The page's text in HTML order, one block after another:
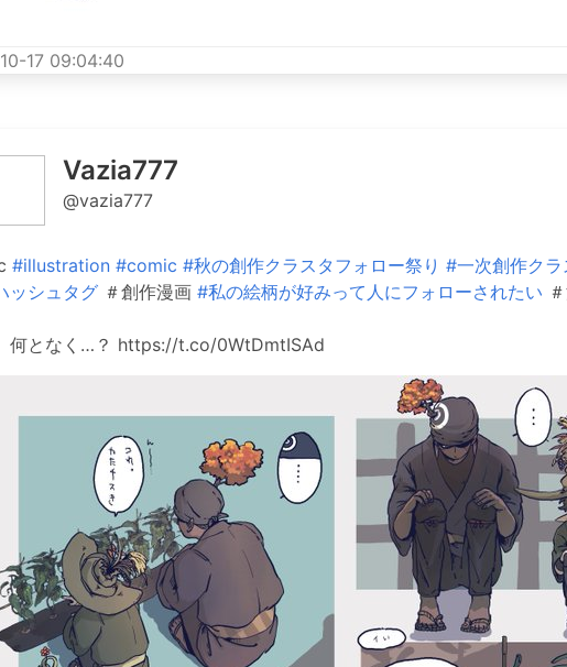
17 09:04:40
Vazia777
@vazia777
#illustration #comic #秋の創作クラスタフォロー祭り #一次創作ク
ッシュタグ＃創作漫画 #私の絵柄が好みって人にフォローされたい
何となく…？ https://t.co/0WtDmtISAd